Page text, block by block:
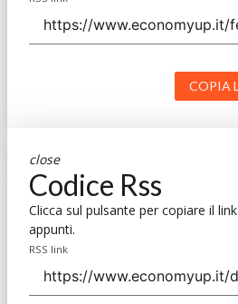
COPIA
close
Codice Rss
Clicca sul pulsante per copiare il link
appunti.
RSS link